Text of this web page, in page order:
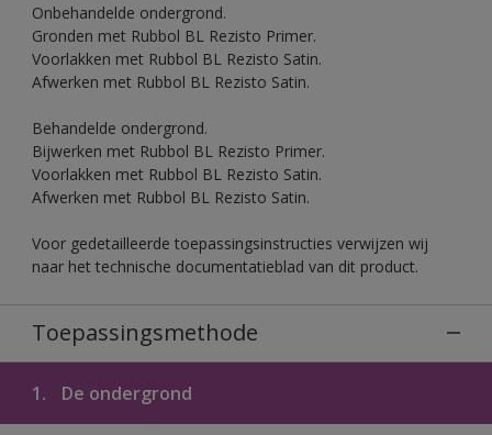
Onbehandelde ondergrond.
Gronden met Rubbol BL Rezisto Primer.
Voorlakken met Rubbol BL Rezisto Satin.
Afwerken met Rubbol BL Rezisto Satin.
Behandelde ondergrond.
Bijwerken met Rubbol BL Rezisto Primer.
Voorlakken met Rubbol BL Rezisto Satin.
Afwerken met Rubbol BL Rezisto Satin.
Voor gedetailleerde toepassingsinstructies verwijzen wij
naar het technische documentatieblad van dit product.
Toepassingsmethode
1. De ondergrond